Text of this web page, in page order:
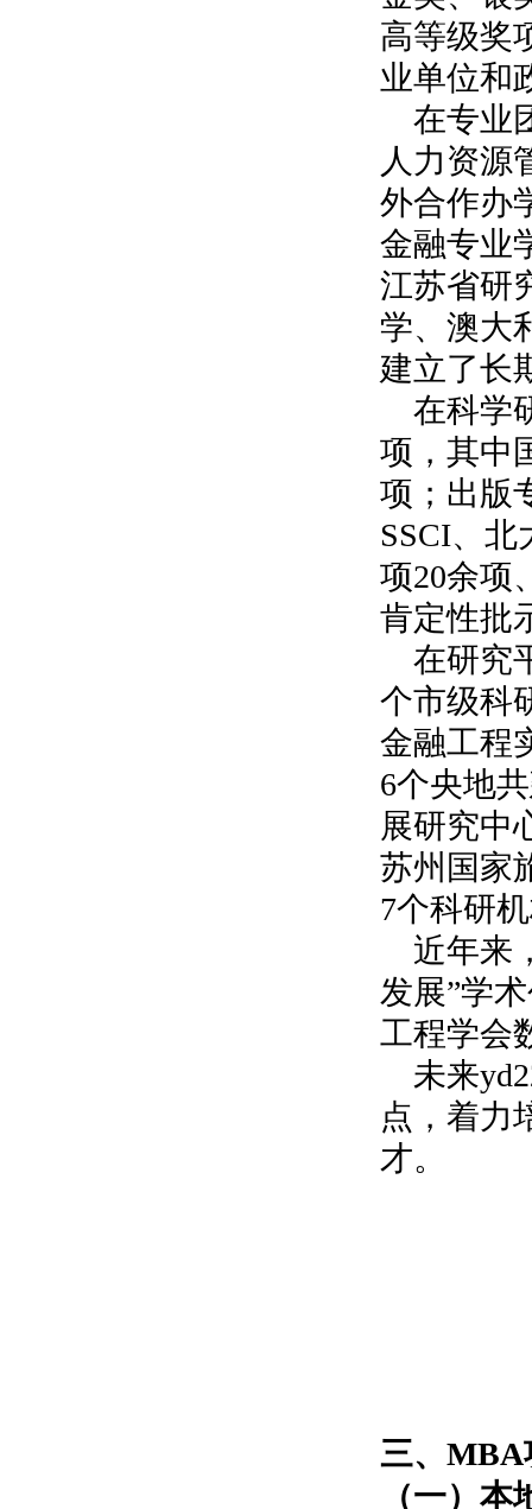
高等级奖
业单位和
在专业
人力资源
外合作办
金融专业
江苏省研
学、澳大
建立了长
在科学
项，其中
项；出版
SSCI、北
项20余项
肯定性批
在研究
个市级科
金融工程
6个央地
展研究中
苏州国家
7个科研
近年来
发展”学
工程学会
未来
点，着力
才。
三、 MBA
（一）